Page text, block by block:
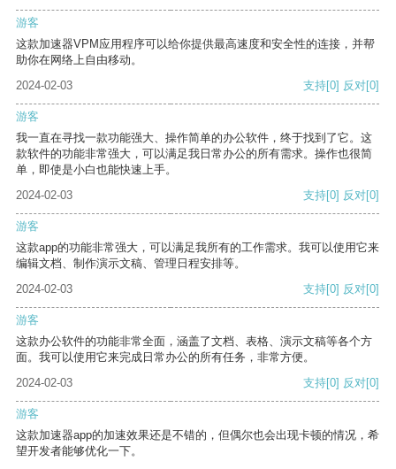
游客
这款加速器VPM应用程序可以给你提供最高速度和安全性的连接，并帮
助你在网络上自由移动。
2024-02-03
支持[0] 反对[0]
游客
我一直在寻找一款功能强大、操作简单的办公软件，终于找到了它。这
款软件的功能非常强大，可以满足我日常办公的所有需求。操作也很简
单，即使是小白也能快速上手。
2024-02-03
支持[0] 反对[0]
游客
这款app的功能非常强大，可以满足我所有的工作需求。我可以使用它来
编辑文档、制作演示文稿、管理日程安排等。
2024-02-03
支持[0] 反对[0]
游客
这款办公软件的功能非常全面，涵盖了文档、表格、演示文稿等各个方
面。我可以使用它来完成日常办公的所有任务，非常方便。
2024-02-03
支持[0] 反对[0]
游客
这款加速器app的加速效果还是不错的，但偶尔也会出现卡顿的情况，希
望开发者能够优化一下。